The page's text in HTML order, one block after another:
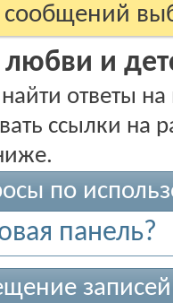
и
ответы
ссылки на
по
панель?
записей